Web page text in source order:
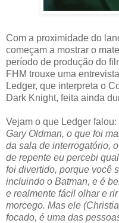
Com a proximidade do
começam a mostrar o
período de produção do
FHM trouxe uma
Ledger, que interpreta o
Dark Knight, feita ainda
Vejam o que Ledger falou:
Gary Oldman, o que foi
da sala de interrogatório,
de repente eu percebi
foi divertido, porque você
incluindo o Batman, e é
e realmente fácil olhar e
morcego. Mas ele
focado, é uma das